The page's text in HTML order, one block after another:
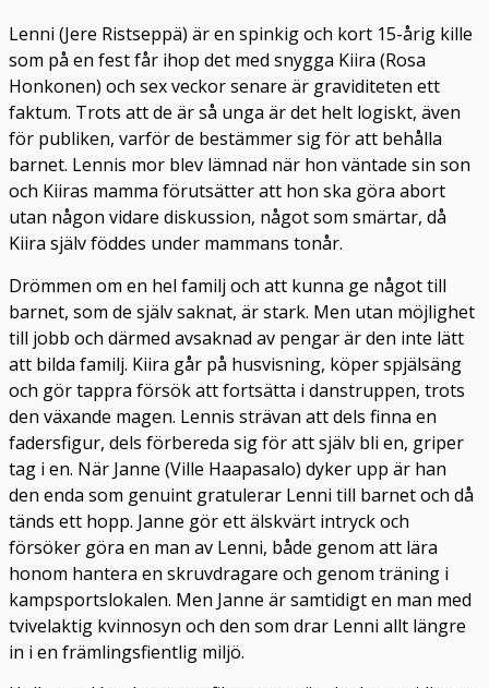
Lenni (Jere Ristseppä) är en spinkig och kort 15-årig kille
som på en fest får ihop det med snygga Kiira (Rosa
Honkonen) och sex veckor senare är graviditeten ett
faktum. Trots att de är så unga är det helt logiskt, även
för publiken, varför de bestämmer sig för att behålla
barnet. Lennis mor blev lämnad när hon väntade sin son
och Kiiras mamma förutsätter att hon ska göra abort
utan någon vidare diskussion, något som smärtar, då
Kiira själv föddes under mammans tonår.
Drömmen om en hel familj och att kunna ge något till
barnet, som de själv saknat, är stark. Men utan möjlighet
till jobb och därmed avsaknad av pengar är den inte lätt
att bilda familj. Kiira går på husvisning, köper spjälsäng
och gör tappra försök att fortsätta i danstruppen, trots
den växande magen. Lennis strävan att dels finna en
fadersfigur, dels förbereda sig för att själv bli en, griper
tag i en. När Janne (Ville Haapasalo) dyker upp är han
den enda som genuint gratulerar Lenni till barnet och då
tänds ett hopp. Janne gör ett älskvärt intryck och
försöker göra en man av Lenni, både genom att lära
honom hantera en skruvdragare och genom träning i
kampsportslokalen. Men Janne är samtidigt en man med
tvivelaktig kvinnosyn och den som drar Lenni allt längre
in i en främlingsfientlig miljö.